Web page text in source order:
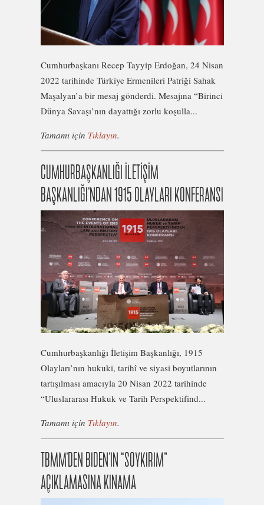
Cumhurbaşkanı Recep Tayyip Erdoğan, 24 Nisan
2022 tarihinde Türkiye Ermenileri Patriği Sahak
Maşalyan’a bir mesaj gönderdi. Mesajına “Birinci
Dünya Savaşı’nın dayattığı zorlu koşulla...
Tamamı için Tıklayın.
CUMHURBAŞKANLIĞI İLETİŞİM
BAŞKANLIĞI’NDAN 1915 OLAYLARI KONFERANSI
Cumhurbaşkanlığı İletişim Başkanlığı, 1915
Olayları’nın hukuki, tarihî ve siyasi boyutlarının
tartışılması amacıyla 20 Nisan 2022 tarihinde
“Uluslararası Hukuk ve Tarih Perspektifind...
Tamamı için Tıklayın.
TBMM’DEN BIDEN’IN “SOYKIRIM”
AÇIKLAMASINA KINAMA